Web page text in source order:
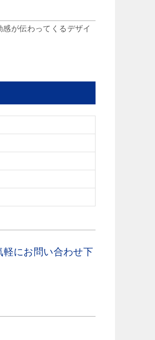
が伝わってくるデザイ
にお問い合わせ下